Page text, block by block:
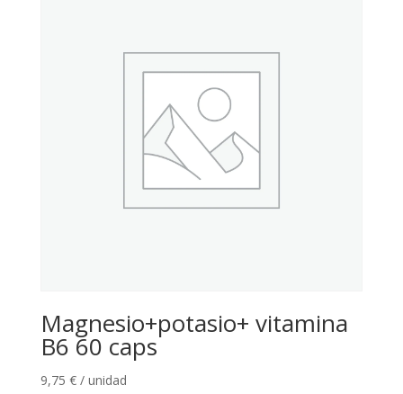
Magnesio+potasio+ vitamina
B6 60 caps
9,75 € / unidad